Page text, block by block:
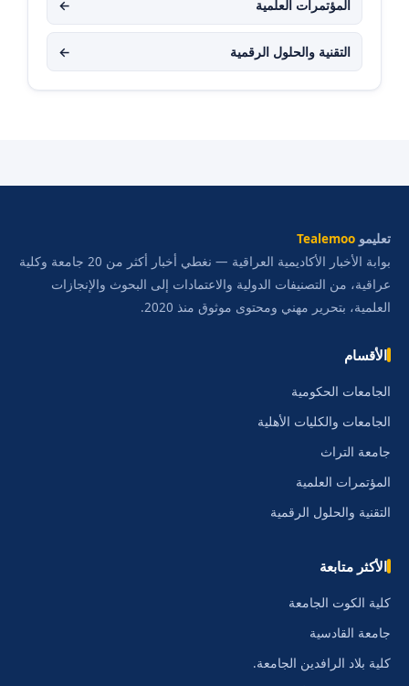
المؤتمرات العلمية ←
التقنية والحلول الرقمية ←
تعليمو Tealemoo
بوابة الأخبار الأكاديمية العراقية — نغطي أخبار أكثر من 20 جامعة وكلية
عراقية، من التصنيفات الدولية والاعتمادات إلى البحوث والإنجازات
العلمية، بتحرير مهني ومحتوى موثوق منذ 2020.
الأقسام
الجامعات الحكومية
الجامعات والكليات الأهلية
جامعة التراث
المؤتمرات العلمية
التقنية والحلول الرقمية
الأكثر متابعة
كلية الكوت الجامعة
جامعة القادسية
كلية بلاد الرافدين الجامعة.